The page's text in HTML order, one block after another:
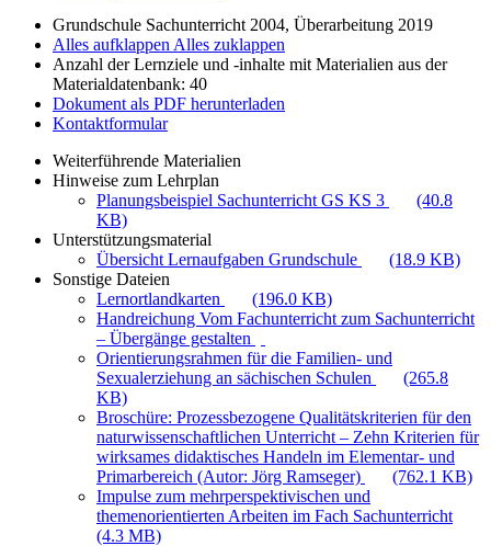
Grundschule Sachunterricht 2004, Überarbeitung 2019
Alles aufklappen Alles zuklappen
Anzahl der Lernziele und -inhalte mit Materialien aus der
Materialdatenbank: 40
Dokument als PDF herunterladen
Kontaktformular
Weiterführende Materialien
Hinweise zum Lehrplan
Planungsbeispiel Sachunterricht GS KS 3
(40.8
KB)
Unterstützungsmaterial
Übersicht Lernaufgaben Grundschule
(18.9 KB)
Sonstige Dateien
Lernortlandkarten
(196.0 KB)
Handreichung Vom Fachunterricht zum Sachunterricht
– Übergänge gestalten
Orientierungsrahmen für die Familien- und
Sexualerziehung an sächischen Schulen
(265.8
KB)
Broschüre: Prozessbezogene Qualitätskriterien für den
naturwissenschaftlichen Unterricht – Zehn Kriterien für
wirksames didaktisches Handeln im Elementar- und
Primarbereich (Autor: Jörg Ramseger)
(762.1 KB)
Impulse zum mehrperspektivischen und
themenorientierten Arbeiten im Fach Sachunterricht
(4.3 MB)